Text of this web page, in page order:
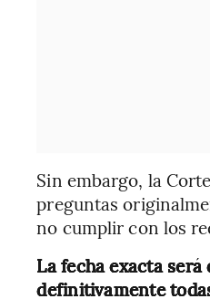
Sin embargo, la
preguntas
no cumplir con los
La fecha exacta
definitivamente